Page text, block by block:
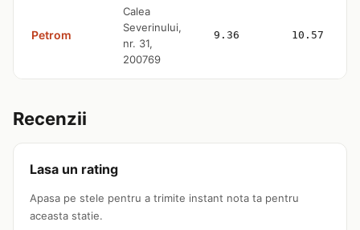
Petrom
Calea
Severinului,
nr. 31,
200769
9.36 10.57
Recenzii
Lasa un rating
Apasa pe stele pentru a trimite instant nota ta pentru
aceasta statie.